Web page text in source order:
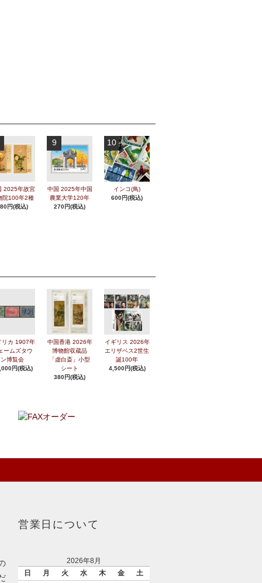
2025年故宮
院100年2種
円(税込)
9
中国 2025年中国
農業大学120年
270円(税込)
10
インコ(鳥)
600円(税込)
リカ 1907年
ームズタウ
ン博覧会
円(税込)
中国香港 2026年
博物館収蔵品
「虚白斎」小型
シート
380円(税込)
イギリス 2026年
エリザベス2世生
誕100年
4,500円(税込)
営業日について
2026年8月
日
月 火 水 木 金
土